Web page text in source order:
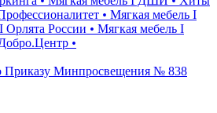
• Мягкая мебель I
Орлята России • Мягкая мебель I
•
Приказу Минпросвещения № 838